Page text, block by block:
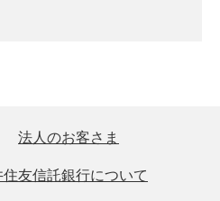
法人のお客さま
友信託銀行について